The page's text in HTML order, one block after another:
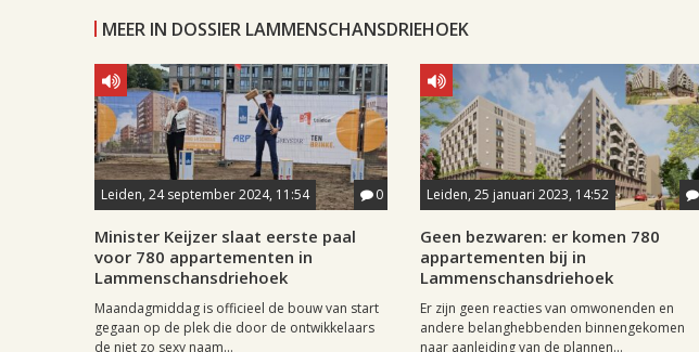
MEER IN DOSSIER LAMMENSCHANSDRIEHOEK
Leiden, 24 september 2024, 11:54 0
Minister Keijzer slaat eerste paal
voor 780 appartementen in
Lammenschansdriehoek
Maandagmiddag is officieel de bouw van start
gegaan op de plek die door de ontwikkelaars
de niet zo sexy naam...
Leiden, 25 januari 2023, 14:52
Geen bezwaren: er komen 780
appartementen bij in
Lammenschansdriehoek
Er zijn geen reacties van omwonenden en
andere belanghebbenden binnengekomen
naar aanleiding van de plannen...